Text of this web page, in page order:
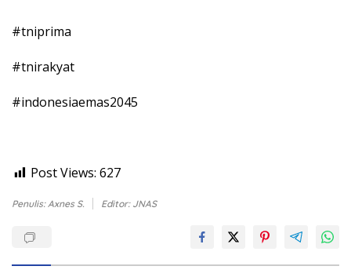
#tniprima
#tnirakyat
#indonesiaemas2045
Post Views: 627
Penulis: Axnes S. Editor: JNAS